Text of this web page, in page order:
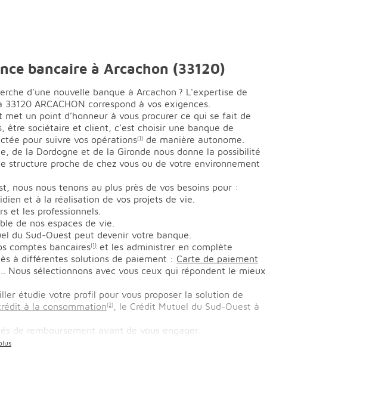
bancaire à Arcachon (33120)
d'une nouvelle banque à Arcachon ? L'expertise de
ARCACHON correspond à vos exigences.
un point d’honneur à vous procurer ce qui se fait de
être sociétaire et client, c’est choisir une banque de
pour suivre vos opérations(1) de manière autonome.
de la Dordogne et de la Gironde nous donne la possibilité
proche de chez vous ou de votre environnement
nous nous tenons au plus près de vos besoins pour :
et à la réalisation de vos projets de vie.
et les professionnels.
de nos espaces de vie.
du Sud-Ouest peut devenir votre banque.
comptes bancaires(1) et les administrer en complète
à différentes solutions de paiement : Carte de paiement
Nous sélectionnons avec vous ceux qui répondent le mieux
étudie votre profil pour vous proposer la solution de
à la consommation(2)
, le Crédit Mutuel du Sud-Ouest à
de remboursement avant de vous engager.